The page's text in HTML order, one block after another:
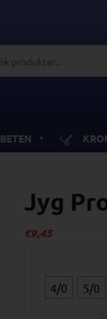
BETEN
Jyg
€9,45
4/0 5/0